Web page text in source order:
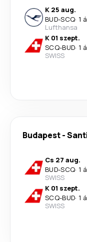
K 25 aug.
BUD-SCQ· 1
Lufthansa
K 01 szept.
SCQ-BUD· 1
SWISS
Budapest-
Cs 27 aug.
BUD-SCQ· 1
SWISS
K 01 szept.
SCQ-BUD· 1
SWISS